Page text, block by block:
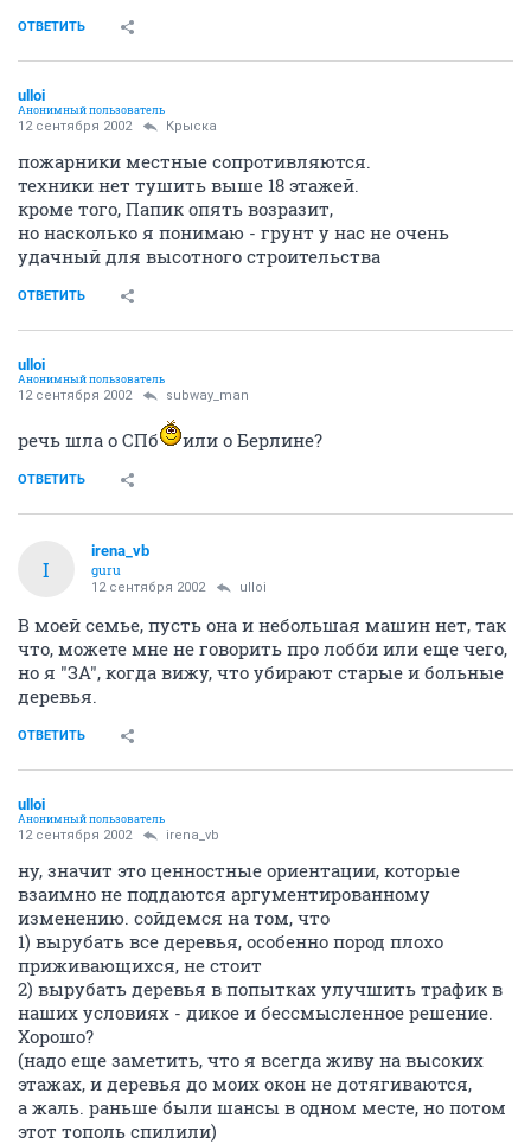
ОТВЕТИТЬ
ulloi
Анонимный пользователь
12 сентября 2002 Крыска
пожарники местные сопротивляются.
техники нет тушить выше 18 этажей.
кроме того, Папик опять возразит,
но насколько я понимаю - грунт у нас не очень
удачный для высотного строительства
ОТВЕТИТЬ
ulloi
Анонимный пользователь
12 сентября 2002 subway_man
речь шла о СПб или о Берлине?
ОТВЕТИТЬ
I
irena_vb
guru
12 сентября 2002 ulloi
В моей семье, пусть она и небольшая машин нет, так
что, можете мне не говорить про лобби или еще чего,
но я "ЗА", когда вижу, что убирают старые и больные
деревья.
ОТВЕТИТЬ
ulloi
Анонимный пользователь
12 сентября 2002 irena_vb
ну, значит это ценностные ориентации, которые
взаимно не поддаются аргументированному
изменению. сойдемся на том, что
1) вырубать все деревья, особенно пород плохо
приживающихся, не стоит
2) вырубать деревья в попытках улучшить трафик в
наших условиях - дикое и бессмысленное решение.
Хорошо?
(надо еще заметить, что я всегда живу на высоких
этажах, и деревья до моих окон не дотягиваются,
а жаль. раньше были шансы в одном месте, но потом
этот тополь спилили)